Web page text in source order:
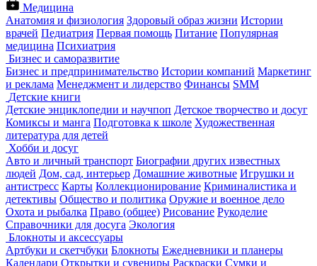
Медицина
Анатомия и физиология Здоровый образ жизни Истории
врачей Педиатрия Первая помощь Питание Популярная
медицина Психиатрия
Бизнес и саморазвитие
Бизнес и предпринимательство Истории компаний Маркетинг
и реклама Менеджмент и лидерство Финансы SMM
Детские книги
Детские энциклопедии и научпоп Детское творчество и досуг
Комиксы и манга Подготовка к школе Художественная
литература для детей
Хобби и досуг
Авто и личный транспорт Биографии других известных
людей Дом, сад, интерьер Домашние животные Игрушки и
антистресс Карты Коллекционирование Криминалистика и
детективы Общество и политика Оружие и военное дело
Охота и рыбалка Право (общее) Рисование Рукоделие
Справочники для досуга Экология
Блокноты и аксессуары
Артбуки и скетчбуки Блокноты Ежедневники и планеры
Календари Открытки и сувениры Раскраски Сумки и